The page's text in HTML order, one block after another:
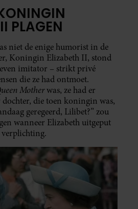
PLAGEN
niet de enige humorist in de
Koningin Elizabeth II, stond
imitator – strikt privé
die ze had ontmoet.
Motherwas, ze had er
die toen koningin was,
geregeerd, Lilibet?” zou
wanneer Elizabeth uitgeput